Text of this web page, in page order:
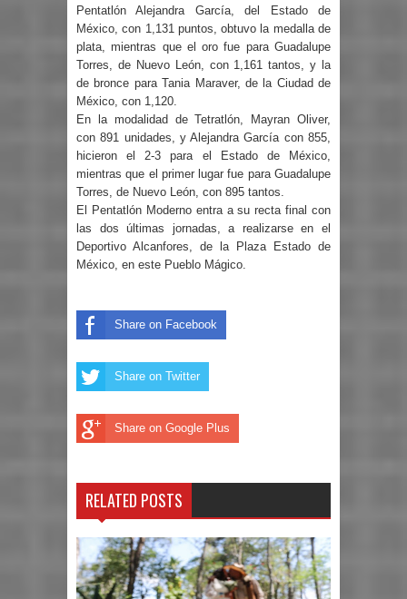
Pentatlón Alejandra García, del Estado de
México, con 1,131 puntos, obtuvo la medalla de
plata, mientras que el oro fue para Guadalupe
Torres, de Nuevo León, con 1,161 tantos, y la
de bronce para Tania Maraver, de la Ciudad de
México, con 1,120.
En la modalidad de Tetratlón, Mayran Oliver,
con 891 unidades, y Alejandra García con 855,
hicieron el 2-3 para el Estado de México,
mientras que el primer lugar fue para Guadalupe
Torres, de Nuevo León, con 895 tantos.
El Pentatlón Moderno entra a su recta final con
las dos últimas jornadas, a realizarse en el
Deportivo Alcanfores, de la Plaza Estado de
México, en este Pueblo Mágico.
Share on Facebook
Share on Twitter
Share on Google Plus
RELATED POSTS